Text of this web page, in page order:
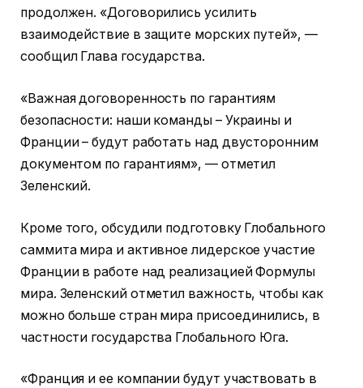
продолжен. «Договорились усилить
взаимодействие в защите морских путей», —
сообщил Глава государства.
«Важная договоренность по гарантиям
безопасности: наши команды – Украины и
Франции – будут работать над двусторонним
документом по гарантиям», — отметил
Зеленский.
Кроме того, обсудили подготовку Глобального
саммита мира и активное лидерское участие
Франции в работе над реализацией Формулы
мира. Зеленский отметил важность, чтобы как
можно больше стран мира присоединились, в
частности государства Глобального Юга.
«Франция и ее компании будут участвовать в